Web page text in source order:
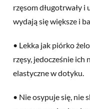
rzęsom długotrwały
wydają się większe i
• Lekka jak piórko
rzęsy, jedocześnie ich
elastyczne w dotyku.
• Nie osypuje się, nie